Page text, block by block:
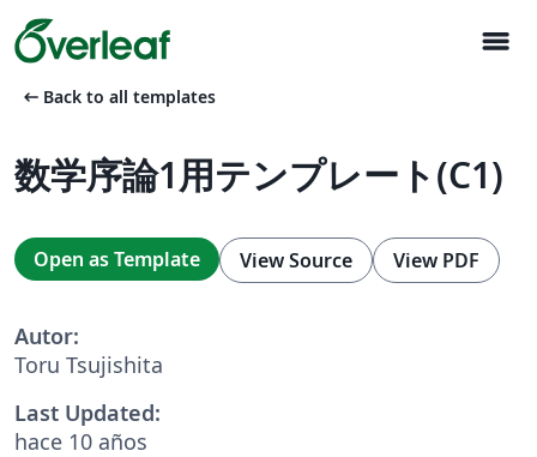
menu
arrow_left_alt Back to all templates
数学序論1用テンプレート(C1)
Open as Template View Source View PDF
Autor:
Toru Tsujishita
Last Updated:
hace 10 años